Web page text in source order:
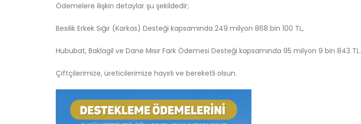
Ödemelere ilişkin detaylar şu şekildedir;
Besilik Erkek Sığır (Karkas) Desteği kapsamında 249 milyon 868 bin 100 TL,
Hububat, Baklagil ve Dane Mısır Fark Ödemesi Desteği kapsamında 95 milyon 9 bin 843 TL.
Çiftçilerimize, üreticilerimize hayırlı ve bereketli olsun.